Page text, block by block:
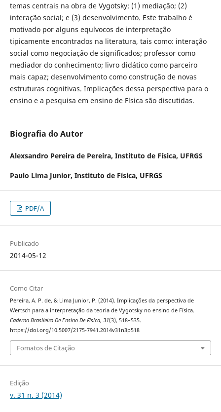
temas centrais na obra de Vygotsky: (1) mediação; (2)
interação social; e (3) desenvolvimento. Este trabalho é
motivado por alguns equívocos de interpretação
tipicamente encontrados na literatura, tais como: interação
social como negociação de significados; professor como
mediador do conhecimento; livro didático como parceiro
mais capaz; desenvolvimento como construção de novas
estruturas cognitivas. Implicações dessa perspectiva para o
ensino e a pesquisa em ensino de Física são discutidas.
Biografia do Autor
Alexsandro Pereira de Pereira, Instituto de Física, UFRGS
Paulo Lima Junior, Instituto de Física, UFRGS
PDF/A
Publicado
2014-05-12
Como Citar
Pereira, A. P. de, & Lima Junior, P. (2014). Implicações da perspectiva de
Wertsch para a interpretação da teoria de Vygotsky no ensino de Física.
Caderno Brasileiro De Ensino De Física, 31(3), 518–535.
https://doi.org/10.5007/2175-7941.2014v31n3p518
Fomatos de Citação
Edição
v. 31 n. 3 (2014)